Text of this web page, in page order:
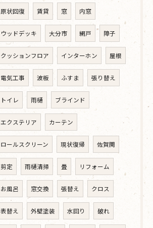
原状回復 賃貸 窓 内窓
ウッドデッキ 大分市 網戸 障子
クッションフロア インターホン 屋根
電気工事 波板 ふすま 張り替え
トイレ 雨樋 ブラインド
エクステリア カーテン
ロールスクリーン 現状復帰 佐賀関
剪定 雨樋清掃 畳 リフォーム
お風呂 窓交換 張替え クロス
表替え 外壁塗装 水回り 破れ